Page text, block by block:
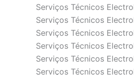
Serviços Técnicos
Serviços Técnicos
Serviços Técnicos
Serviços Técnicos
Serviços Técnicos
Serviços Técnicos